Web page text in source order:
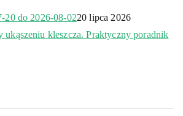
20 do 2026-08-0220 lipca 2026
ukąszeniu kleszcza. Praktyczny poradnik